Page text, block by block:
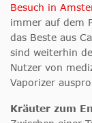
Besuch in
immer auf dem
das Beste aus
sind weiterhin
Nutzer von
Vaporizer
Kräuter zum